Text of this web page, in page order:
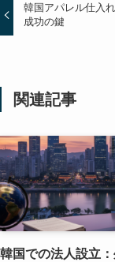
韓国アパレル仕入
成功の鍵
関連記事
韓国での法人設立